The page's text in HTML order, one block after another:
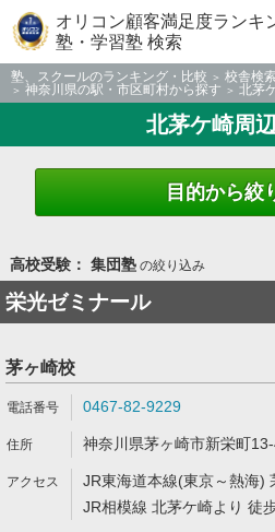
オリコン顧客満足度ランキ
塾・学習塾 検索
塾、スクールのランキング・比較
校舎検
神奈川県の駅・市区町村から探す
北茅
北茅ケ崎周
目的から絞
高校受験： 集団塾の絞り込み
栄光ゼミナール
茅ヶ崎校
0467-82-9229
神奈川県茅ヶ崎市新栄町
JR東海道本線(東京～熱海)
JR相模線 北茅ケ崎より 徒